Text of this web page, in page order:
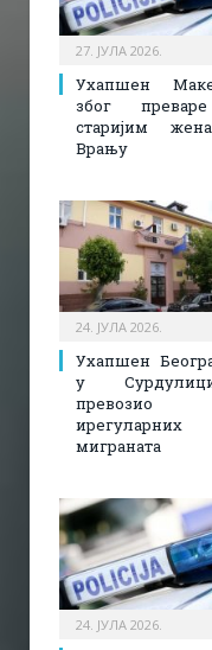
27. ЈУЛА 2026.
Ухапшен
због
старијим
Врању
24. ЈУЛА 2026.
Ухапшен
у
ирегуларних
миграната
24. ЈУЛА 2026.